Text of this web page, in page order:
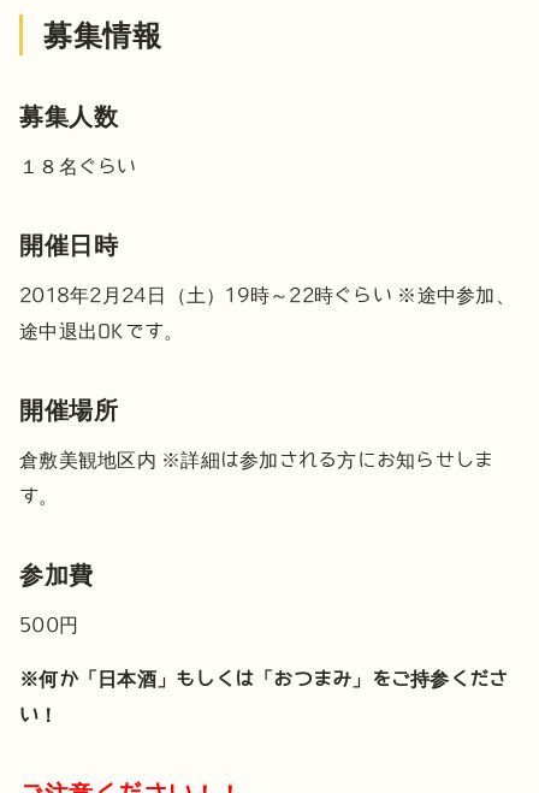
募集情報
募集人数
１８名ぐらい
開催日時
2018年2月24日（土）19時～22時ぐらい ※途中参加、
途中退出OKです。
開催場所
倉敷美観地区内 ※詳細は参加される方にお知らせしま
す。
参加費
500円
※何か「日本酒」もしくは「おつまみ」をご持参くださ
い！